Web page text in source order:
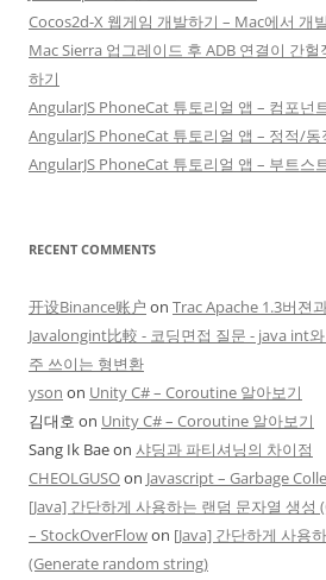
Cocos2d-X 웹게임 개발하기 – Mac에서 개
Mac Sierra 업그레이드 후 ADB 연결이 간
하기
AngularJS PhoneCat 튜토리얼 앱 – 컴포넌
AngularJS PhoneCat 튜토리얼 앱 – 정적/동
AngularJS PhoneCat 튜토리얼 앱 – 부트스
RECENT COMMENTS
开设Binance账户 on Trac Apache 1.3버젼
Javalongint比較 - 코딩면접 질문 - java int
주 쓰이는 형변환
yson on Unity C# – Coroutine 알아보기
김대호 on Unity C# – Coroutine 알아보기
Sang Ik Baeon 샤딩과 파티셔닝의 차이점
CHEOLGUSOon Javascript – Garbage
[Java] 간단하게 사용하는 랜덤 문자열 생
– StockOverFlowon [Java] 간단하게 사용
(Generate random string)